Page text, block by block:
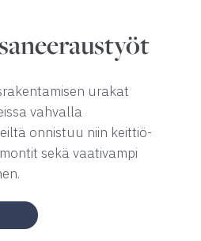
urakat
vahvalla
onnistuu niin keittiö-
sekä vaativampi